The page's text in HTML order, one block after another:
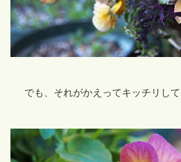
でも、それがかえってキッチリし